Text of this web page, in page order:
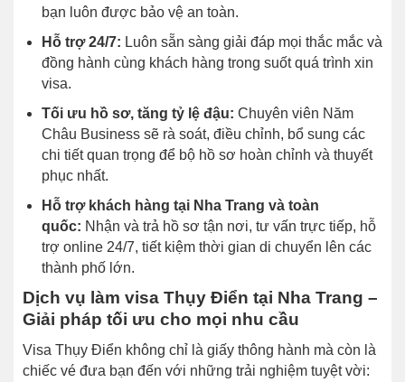
bạn luôn được bảo vệ an toàn.
Hỗ trợ 24/7: Luôn sẵn sàng giải đáp mọi thắc mắc và
đồng hành cùng khách hàng trong suốt quá trình xin
visa.
Tối ưu hồ sơ, tăng tỷ lệ đậu: Chuyên viên Năm
Châu Business sẽ rà soát, điều chỉnh, bổ sung các
chi tiết quan trọng để bộ hồ sơ hoàn chỉnh và thuyết
phục nhất.
Hỗ trợ khách hàng tại Nha Trang và toàn
quốc: Nhận và trả hồ sơ tận nơi, tư vấn trực tiếp, hỗ
trợ online 24/7, tiết kiệm thời gian di chuyển lên các
thành phố lớn.
Dịch vụ làm visa Thụy Điển tại Nha Trang –
Giải pháp tối ưu cho mọi nhu cầu
Visa Thụy Điển không chỉ là giấy thông hành mà còn là
chiếc vé đưa bạn đến với những trải nghiệm tuyệt vời: